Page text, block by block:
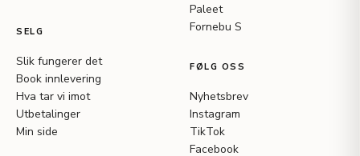
SELG
Slik fungerer det
Book innlevering
Hva tar vi imot
Utbetalinger
Min side
Paleet
Fornebu S
FØLG OSS
Nyhetsbrev
Instagram
TikTok
Facebook